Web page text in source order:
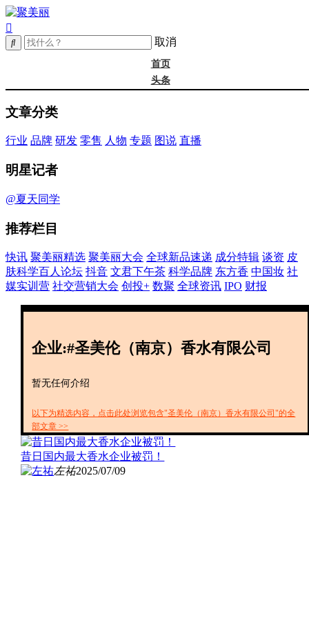
取消
首页
头条
成分
中国妆
实训营
创投+
全资
文章分类
行业 品牌 研发 零售 人物 专题 图说 直播
明星记者
@夏天同学
推荐栏目
快讯 聚美丽精选 聚美丽大会 全球新品速递 成分特辑 谈资 皮
肤科学百人论坛 抖音 文君下午茶 科学品牌 东方香 中国妆 社
媒实训营 社交营销大会 创投+ 数聚 全球资讯 IPO 财报
企业:#圣美伦（南京）香水有限公司
暂无任何介绍
以下为精选内容，点击此处浏览包含"圣美伦（南京）香水有限公司"的全
部文章 >>
昔日国内最大香水企业被罚！
左祐2025/07/09